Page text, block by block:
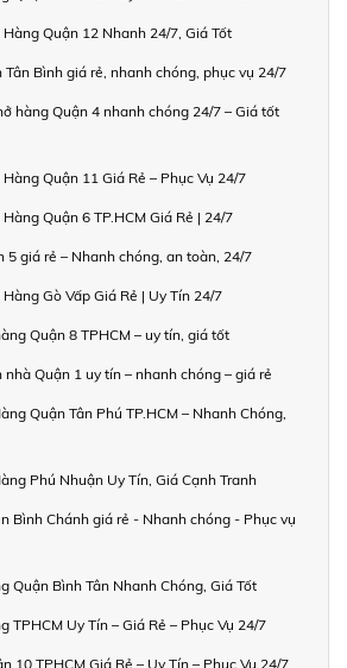
Quận 12 Nhanh 24/7, Giá Tốt
Bình giá rẻ, nhanh chóng, phục vụ 24/7
hàng Quận 4 nhanh chóng 24/7 – Giá tốt
Quận 11 Giá Rẻ – Phục Vụ 24/7
Quận 6 TP.HCM Giá Rẻ | 24/7
5 giá rẻ – Nhanh chóng, an toàn, 24/7
Gò Vấp Giá Rẻ | Uy Tín 24/7
Quận 8 TPHCM – uy tín, giá tốt
Quận 1 uy tín – nhanh chóng – giá rẻ
Quận Tân Phú TP.HCM – Nhanh Chóng,
Phú Nhuận Uy Tín, Giá Cạnh Tranh
Bình Chánh giá rẻ - Nhanh chóng - Phục vụ
Quận Bình Tân Nhanh Chóng, Giá Tốt
TPHCM Uy Tín – Giá Rẻ – Phục Vụ 24/7
10 TPHCM Giá Rẻ – Uy Tín – Phục Vụ 24/7